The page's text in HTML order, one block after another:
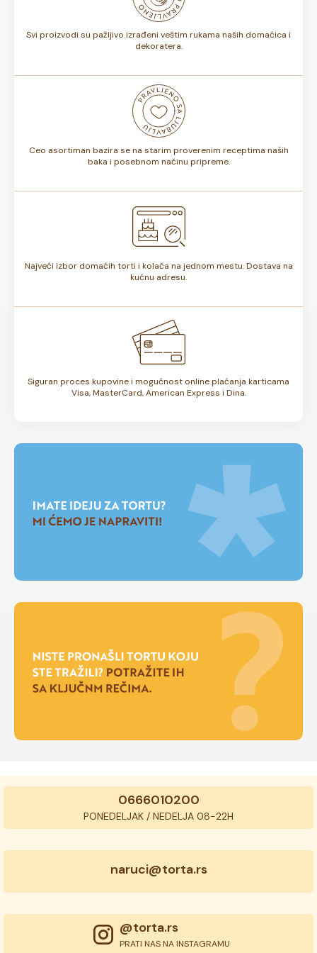
Svi proizvodi su pažljivo izrađeni veštim rukama naših domaćica i
dekoratera.
Ceo asortiman bazira se na starim proverenim receptima naših
baka i posebnom načinu pripreme.
Najveći izbor domaćih torti i kolača na jednom mestu. Dostava na
kućnu adresu.
Siguran proces kupovine i mogućnost online plaćanja karticama
Visa, MasterCard, American Express i Dina.
0666010200
PONEDELJAK / NEDELJA 08-22H
naruci@torta.rs
@torta.rs
PRATI NAS NA INSTAGRAMU